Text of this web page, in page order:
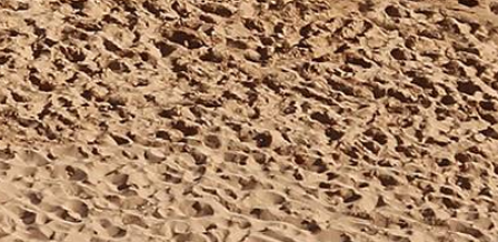
Avisos legals
Política de privacitat
Política de cookies
Política de qualitat
Mapa web
Planning agències
Desenvolupat
per